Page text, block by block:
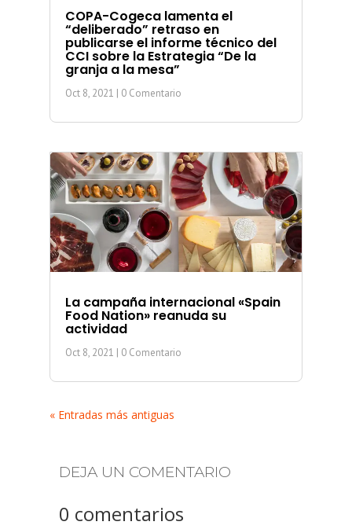
COPA-Cogeca lamenta el
“deliberado” retraso en
publicarse el informe técnico del
CCI sobre la Estrategia “De la
granja a la mesa”
Oct 8, 2021 | 0 Comentario
La campaña internacional «Spain
Food Nation» reanuda su
actividad
Oct 8, 2021 | 0 Comentario
« Entradas más antiguas
DEJA UN COMENTARIO
0 comentarios